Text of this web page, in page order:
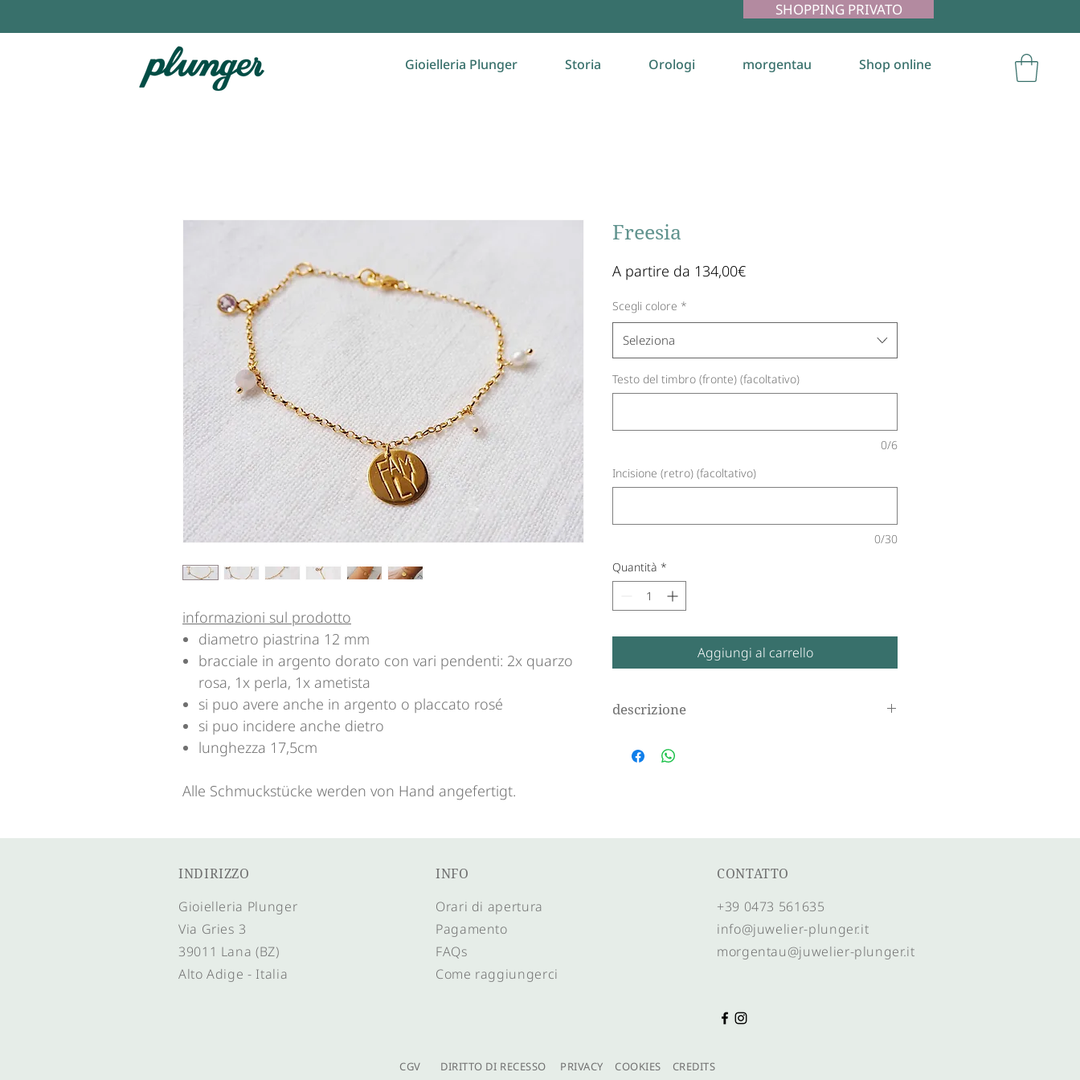
SHOPPING PRIVATO
Gioielleria Plunger Storia Orologi morgentau Shop online
informazioni sul prodotto
diametro piastrina 12 mm
bracciale in argento dorato con vari pendenti: 2x quarzo
rosa, 1x perla, 1x ametista
si puo avere anche in argento o placcato rosé
si puo incidere anche dietro
lunghezza 17,5cm
Alle Schmuckstücke werden von Hand angefertigt.
Freesia
A partire da 134,00€Prezzo
Scegli colore *
Seleziona
Testo del timbro (fronte) (facoltativo)
0/6
Incisione (retro) (facoltativo)
0/30
Quantità *
Aggiungi al carrello
descrizione
pietre dure
INDIRIZZO
Gioielleria Plunger
Via Gries 3
39011 Lana (BZ)
Alto Adige - Italia
INFO
Orari di apertura
Pagamento
FAQs
Come raggiungerci
CONTATTO
+39 0473 561635
info@juwelier-plunger.it
morgentau@juwelier-plunger.it
CGV DIRITTO DI RECESSO PRIVACY COOKIES CREDITS